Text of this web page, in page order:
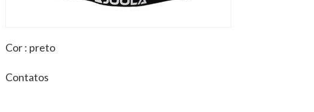
Cor : preto
Contatos